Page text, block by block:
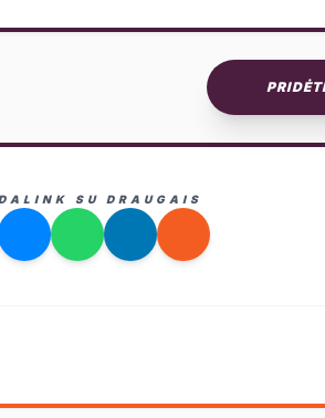
SU DRAUGAIS